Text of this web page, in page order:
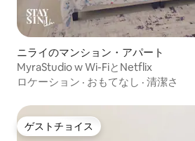
ニライのマンション・アパート
MyraStudio w Wi-FiとNetflix
ロケーション · おもてなし · 清潔さ
ゲストチョイス
ゲストチョイス